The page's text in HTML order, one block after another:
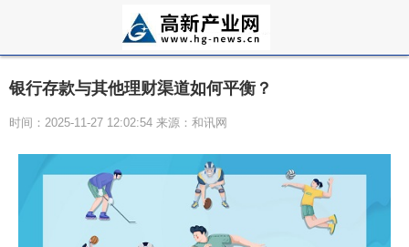
银行存款与其他理财渠道如何平衡？
时间：2025-11-27 12:02:54 来源：和讯网